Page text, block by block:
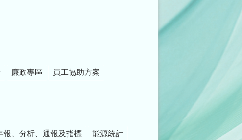
廉政專區 員工協助方案
報、分析、通報及指標 能源統計